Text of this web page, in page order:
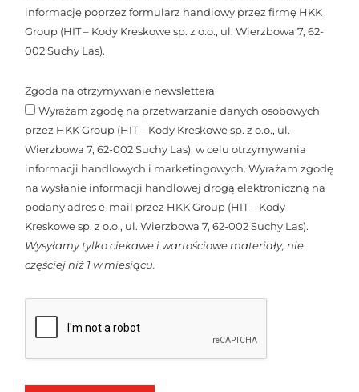
informację poprzez formularz handlowy przez firmę HKK
Group (HIT – Kody Kreskowe sp. z o.o., ul. Wierzbowa 7, 62-
002 Suchy Las).
Zgoda na otrzymywanie newslettera
Wyrażam zgodę na przetwarzanie danych osobowych
przez HKK Group (HIT – Kody Kreskowe sp. z o.o., ul.
Wierzbowa 7, 62-002 Suchy Las). w celu otrzymywania
informacji handlowych i marketingowych. Wyrażam zgodę
na wysłanie informacji handlowej drogą elektroniczną na
podany adres e-mail przez HKK Group (HIT – Kody
Kreskowe sp. z o.o., ul. Wierzbowa 7, 62-002 Suchy Las).
Wysyłamy tylko ciekawe i wartościowe materiały, nie
częściej niż 1 w miesiącu.